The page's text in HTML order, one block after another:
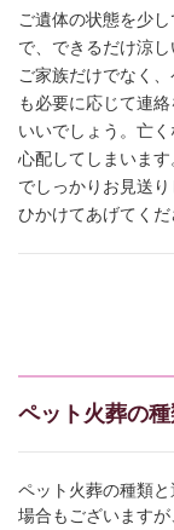
ご遺体の状態を少
で、できるだけ涼
ご家族だけでなく
も必要に応じて連
いいでしょう。亡
心配してしまいま
でしっかりお見送
ひかけてあげてくだ
ペット火葬の
ペット火葬の種類
場合もございますが